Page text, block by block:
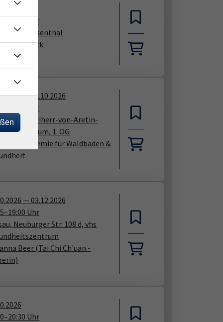
Uhr
Luisenthal
Hollweck
—02.10.2026
Uhr
Freiherr-von-Aretin-
2, Bräuseum, 1. OG
Akademie für Waldbaden &
— 03.12.2026
–19:00 Uhr
Neuburger Str. 108 d, vhs
Beer (Tai Chi Ch'uan -
–20:30 Uhr